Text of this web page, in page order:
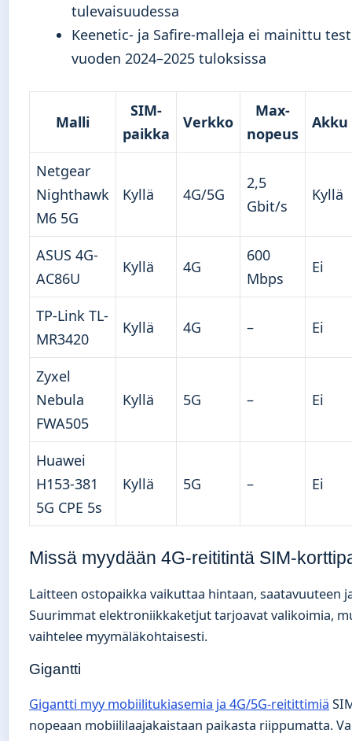
tulevaisuudessa
Keenetic- ja Safire-malleja ei mainittu
vuoden 2024–2025 tuloksissa
Malli
SIM-
paikka
Verkko
Max-
nopeus
Akku
Netgear
Nighthawk
M6 5G
Kyllä 4G/5G
2,5
Gbit/s
Kyllä
ASUS 4G-
AC86U
Kyllä 4G
600
Mbps
Ei
TP-Link TL-
MR3420
Kyllä 4G – Ei
Zyxel
Nebula
FWA505
Kyllä 5G – Ei
Huawei
H153-381
5G CPE 5s
Kyllä 5G – Ei
Missä myydään 4G-reititintä SIM-
Laitteen ostopaikka vaikuttaa hintaan, saatavuuteen
Suurimmat elektroniikkaketjut tarjoavat valikoimia,
vaihtelee myymäläkohtaisesti.
Gigantti
Gigantti myy mobiilitukiasemia ja 4G/5G-reitittimiä
nopeaan mobiililaajakaistaan paikasta riippumatta.